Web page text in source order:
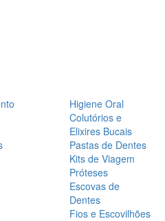
Higiene Oral
Colutórios e
Elixires Bucais
Pastas de Dentes
Kits de Viagem
Próteses
Escovas de
Dentes
Fios e Escovilhões